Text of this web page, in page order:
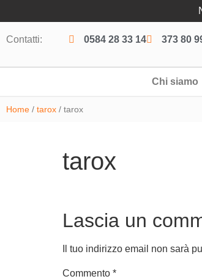
Contatti: 0584 28 33 14 373 80
Chi siamo
Home / tarox / tarox
tarox
Lascia un
Il tuo indirizzo email non sarà
Commento *